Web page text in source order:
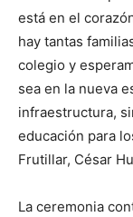
está en el
hay tantas
colegio y
sea en la nueva
infraestructura,
educación para
Frutillar, César
La ceremonia